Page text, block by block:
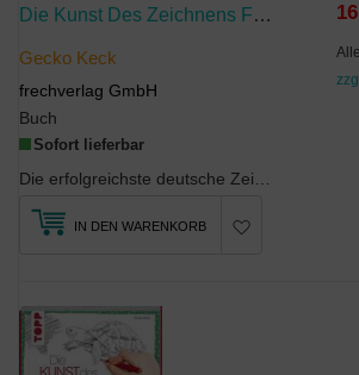
Die Kunst Des Zeichnens Für Kinder
Gecko Keck
frechverlag GmbH
Buch
Sofort lieferbar
IN DEN WARENKORB